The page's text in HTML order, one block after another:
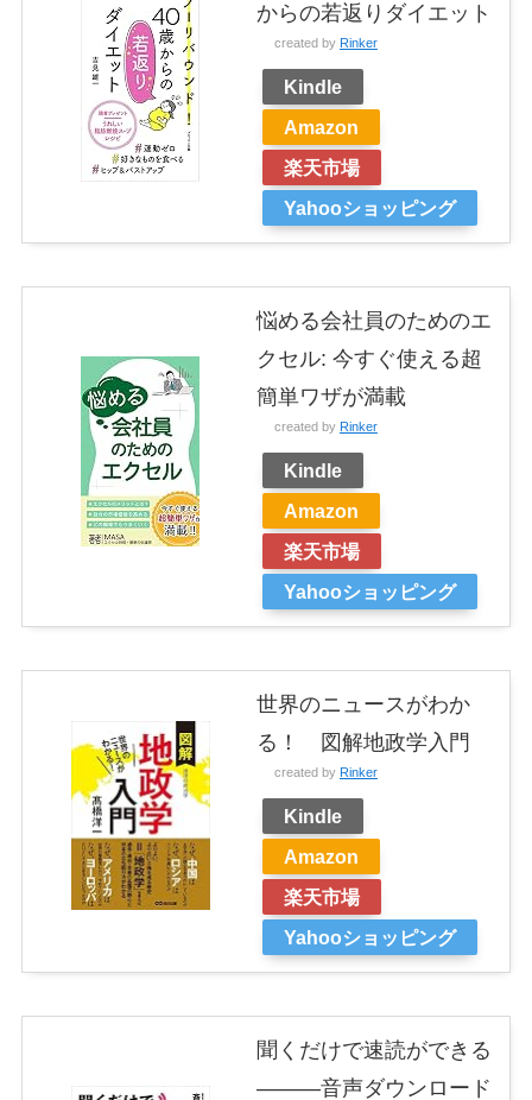
からの若返りダイエット
created by Rinker
Kindle
Amazon
楽天市場
Yahooショッピング
悩める会社員のためのエ
クセル: 今すぐ使える超
簡単ワザが満載
created by Rinker
Kindle
Amazon
楽天市場
Yahooショッピング
世界のニュースがわか
る！ 図解地政学入門
created by Rinker
Kindle
Amazon
楽天市場
Yahooショッピング
聞くだけで速読ができる
―――音声ダウンロード